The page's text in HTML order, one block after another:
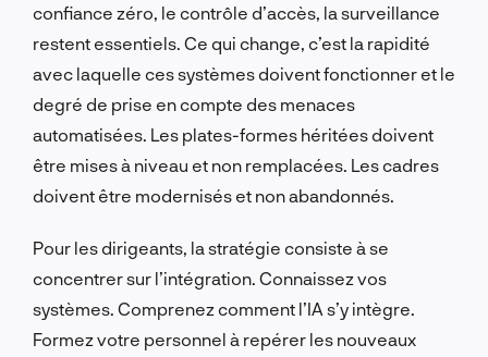
confiance zéro, le contrôle d’accès, la surveillance
restent essentiels. Ce qui change, c’est la rapidité
avec laquelle ces systèmes doivent fonctionner et le
degré de prise en compte des menaces
automatisées. Les plates-formes héritées doivent
être mises à niveau et non remplacées. Les cadres
doivent être modernisés et non abandonnés.
Pour les dirigeants, la stratégie consiste à se
concentrer sur l’intégration. Connaissez vos
systèmes. Comprenez comment l’IA s’y intègre.
Formez votre personnel à repérer les nouveaux